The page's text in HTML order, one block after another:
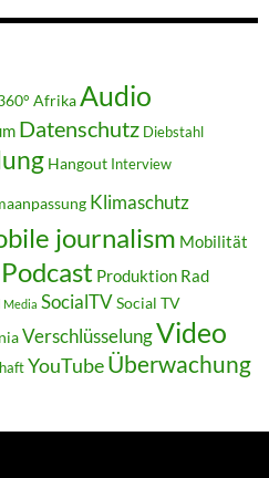
AfrikaAudio
Datenschutz Diebstahl
Hangout Interview
Klimaschutz
journalism Mobilität
Podcast Produktion Rad
Media SocialTVSocial TV
VerschlüsselungVideo
YouTubeÜberwachung